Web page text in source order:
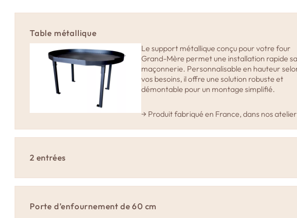
Table métallique
Le support métallique conçu pour votre four
Grand-Mère permet une installation rapide
maçonnerie. Personnalisable en hauteur
vos besoins, il offre une solution robuste et
démontable pour un montage simplifié.
→ Produit fabriqué en France, dans nos
2 entrées
Porte d’enfournement de 60 cm